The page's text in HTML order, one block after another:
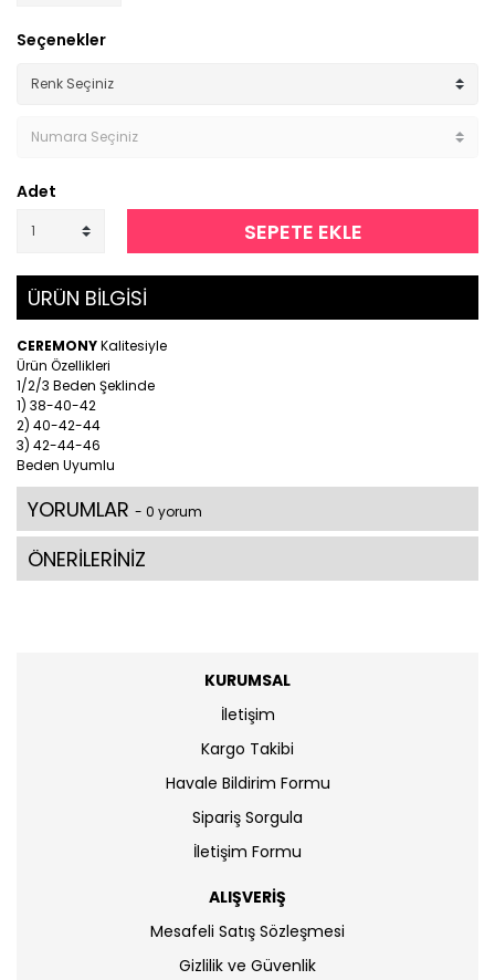
Seçenekler
Adet
SEPETE EKLE
ÜRÜN BİLGİSİ
CEREMONYKalitesiyle
Ürün Özellikleri
1/2/3 Beden Şeklinde
1) 38-40-42
2) 40-42-44
3) 42-44-46
Beden Uyumlu
YORUMLAR - 0 yorum
ÖNERİLERİNİZ
KURUMSAL
İletişim
Kargo Takibi
Havale Bildirim Formu
Sipariş Sorgula
İletişim Formu
ALIŞVERİŞ
Mesafeli Satış Sözleşmesi
Gizlilik ve Güvenlik